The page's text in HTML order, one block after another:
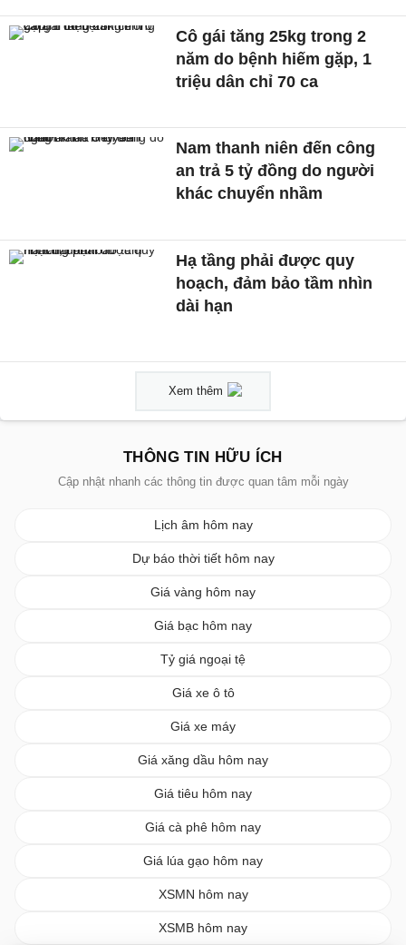
Cô gái tăng 25kg trong 2
năm do bệnh hiếm gặp, 1
triệu dân chỉ 70 ca
Nam thanh niên đến công
an trả 5 tỷ đồng do người
khác chuyển nhầm
Hạ tầng phải được quy
hoạch, đảm bảo tầm nhìn
dài hạn
Xem thêm
THÔNG TIN HỮU ÍCH
Cập nhật nhanh các thông tin được quan tâm mỗi ngày
Lịch âm hôm nay
Dự báo thời tiết hôm nay
Giá vàng hôm nay
Giá bạc hôm nay
Tỷ giá ngoại tệ
Giá xe ô tô
Giá xe máy
Giá xăng dầu hôm nay
Giá tiêu hôm nay
Giá cà phê hôm nay
Giá lúa gạo hôm nay
XSMN hôm nay
XSMB hôm nay